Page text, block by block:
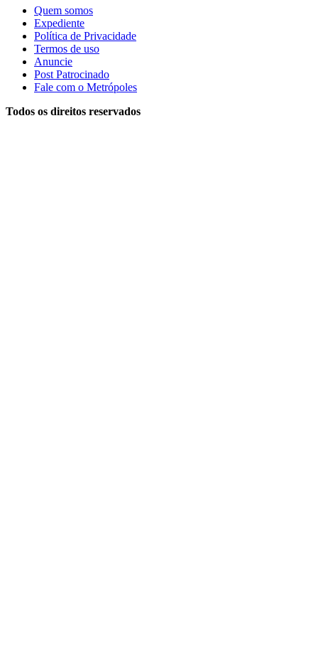
Quem somos
Expediente
Política de Privacidade
Termos de uso
Anuncie
Post Patrocinado
Fale com o Metrópoles
Todos os direitos reservados